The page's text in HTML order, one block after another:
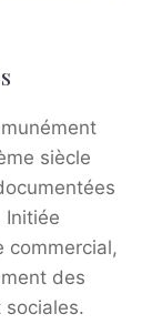
siècle
Initiée
commercial,
des